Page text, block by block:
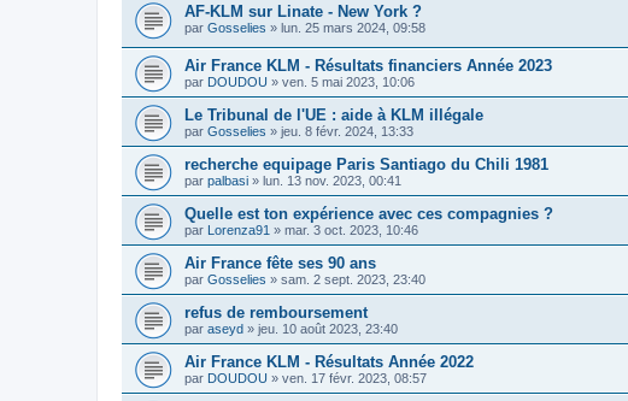
AF-KLM sur Linate - New York ?
par Gosselies » lun. 25 mars 2024, 09:58
Air France KLM - Résultats financiers Année 2023
par DOUDOU » ven. 5 mai 2023, 10:06
Le Tribunal de l'UE : aide à KLM illégale
par Gosselies » jeu. 8 févr. 2024, 13:33
recherche equipage Paris Santiago du Chili 1981
par palbasi » lun. 13 nov. 2023, 00:41
Quelle est ton expérience avec ces compagnies ?
par Lorenza91 » mar. 3 oct. 2023, 10:46
Air France fête ses 90 ans
par Gosselies » sam. 2 sept. 2023, 23:40
refus de remboursement
par aseyd » jeu. 10 août 2023, 23:40
Air France KLM - Résultats Année 2022
par DOUDOU » ven. 17 févr. 2023, 08:57